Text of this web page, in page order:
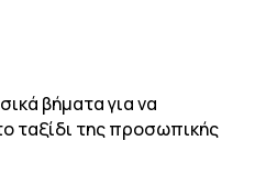
βήματα για να
ταξίδι της προσωπικής